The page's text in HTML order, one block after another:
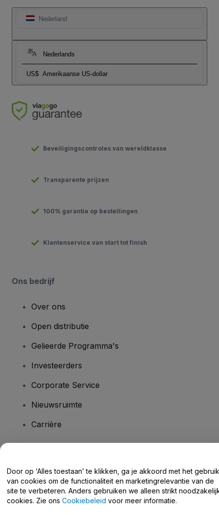
Nederland
Nederlands
US$ Amerikaanse US-dollar
Beveiligingscontroles van wereldklasse
Transparente prijzen
100% garantie op bestellingen
Klantenservice van start tot finish
Ons bedrijf
Over ons
Open distributie
Gelieerde Programma's
Investeerders
Corporate Service
Nieuwsruimte
Carrière
Helpcentrum / Neem Contact Met Ons Op
Door op ‘Alles toestaan’ te klikken, ga je akkoord met het gebruik
van cookies om de functionaliteit en marketingrelevantie van de
site te verbeteren. Anders gebruiken we alleen strikt
cookies. Zie ons Cookiebeleid voor meer informatie.